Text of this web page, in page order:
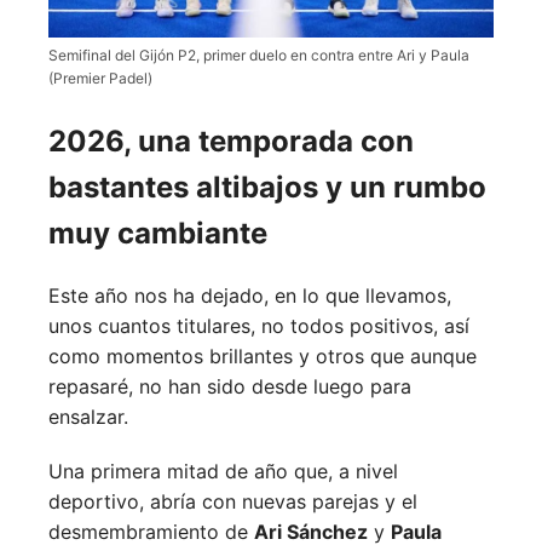
Semifinal del Gijón P2, primer duelo en contra entre Ari y Paula
(Premier Padel)
2026, una temporada con
bastantes altibajos y un rumbo
muy cambiante
Este año nos ha dejado, en lo que llevamos,
unos cuantos titulares, no todos positivos, así
como momentos brillantes y otros que aunque
repasaré, no han sido desde luego para
ensalzar.
Una primera mitad de año que, a nivel
deportivo, abría con nuevas parejas y el
desmembramiento de Ari Sánchez y Paula